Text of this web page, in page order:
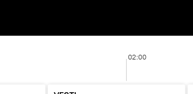
02:00